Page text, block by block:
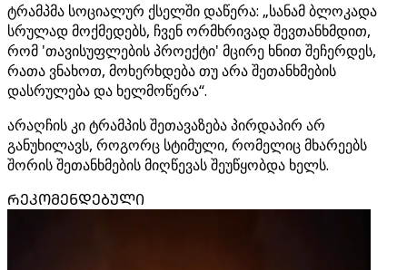
ტრამპმა სოციალურ ქსელში დაწერა: „სანამ ბლოკადა
სრულად მოქმედებს, ჩვენ ორმხრივად შევთანხმდით,
რომ 'თავისუფლების პროექტი' მცირე ხნით შეჩერდეს,
რათა ვნახოთ, მოხერხდება თუ არა შეთანხმების
დასრულება და ხელმოწერა“.
არაღჩის კი ტრამპის შეთავაზება პირდაპირ არ
განუხილავს, როგორც სტიმული, რომელიც მხარეებს
შორის შეთანხმების მიღწევას შეუწყობდა ხელს.
ᲠᲔᲙᲝᲛᲔᲜᲓᲔᲑᲣᲚᲘ